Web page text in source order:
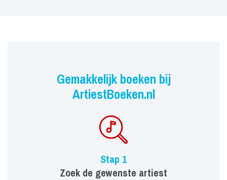
Gemakkelijk boeken bij
ArtiestBoeken.nl
Stap 1
Zoek de gewenste artiest